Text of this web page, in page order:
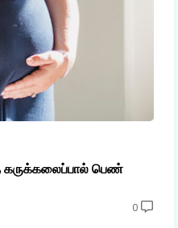
கருக்கலைப்பால் பெண்
0